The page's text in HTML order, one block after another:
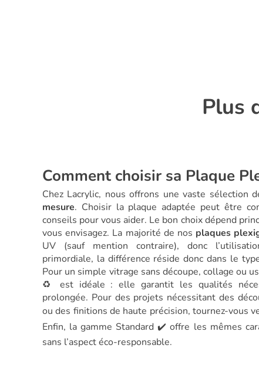
Plus
Comment choisir sa Plaque
Chez Lacrylic, nous offrons une vaste sélection
mesure. Choisir la plaque adaptée peut être
conseils pour vous aider. Le bon choix dépend
vous envisagez. La majorité de nos plaques
UV (sauf mention contraire), donc
primordiale, la différence réside donc dans le
Pour un simple vitrage sans découpe, collage ou
♻️ est idéale : elle garantit les qualités
prolongée. Pour des projets nécessitant des
ou des finitions de haute précision, tournez-vous
Enfin, la gamme Standard ✔️ offre les mêmes
sans l’aspect éco-responsable.